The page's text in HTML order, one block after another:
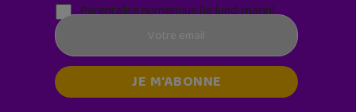
Parentalité numérique (le lundi matin)